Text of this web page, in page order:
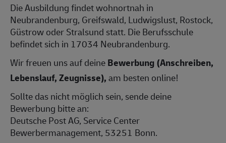
Die Ausbildung findet wohnortnah in
Neubrandenburg, Greifswald, Ludwigslust, Rostock,
Güstrow oder Stralsund statt. Die Berufsschule
befindet sich in 17034 Neubrandenburg.
Wir freuen uns auf deineBewerbung (Anschreiben,
Lebenslauf, Zeugnisse),am besten online!
Sollte das nicht möglich sein, sende deine
Bewerbung bitte an:
Deutsche Post AG, Service Center
Bewerbermanagement, 53251 Bonn.